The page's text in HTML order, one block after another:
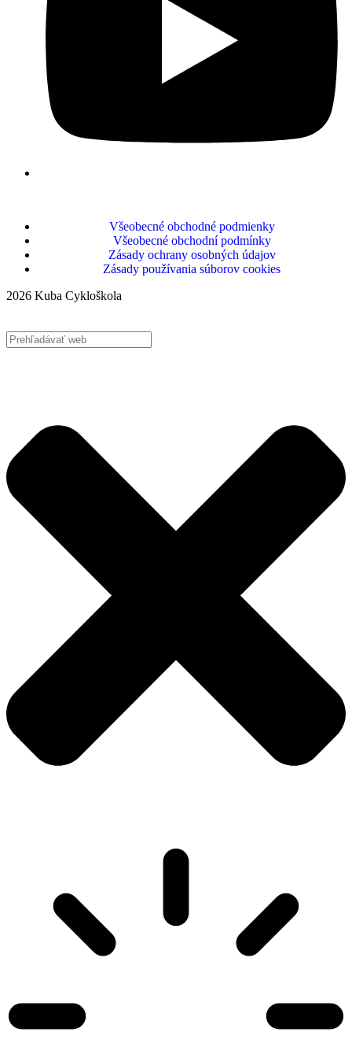
Všeobecné obchodné podmienky
Všeobecné obchodní podmínky
Zásady ochrany osobných údajov
Zásady používania súborov cookies
2026 Kuba Cykloškola